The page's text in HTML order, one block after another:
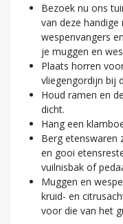
Bezoek nu ons
van deze
wespenvangers
je muggen en
Plaats horren
vliegengordijn bij
Houd ramen en
dicht.
Hang een
Berg etenswaren
en gooi
vuilnisbak of
Muggen en
kruid- en
voor die van het